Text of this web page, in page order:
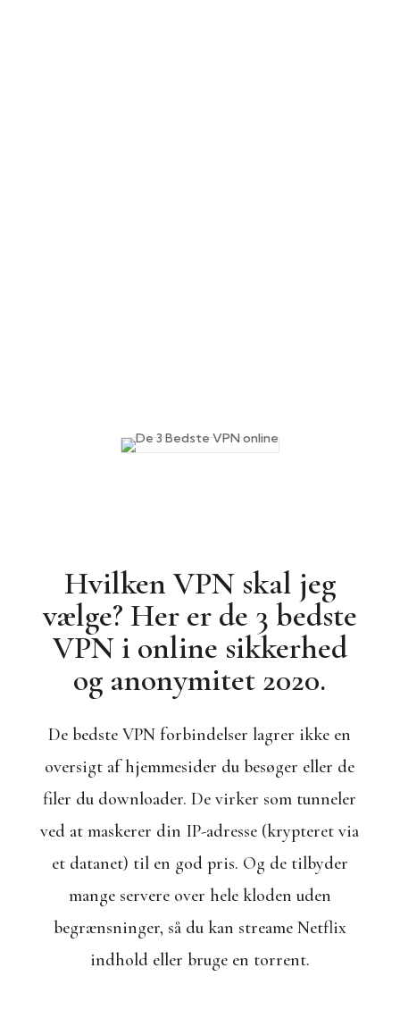
Hvilken VPN skal jeg
vælge? Her er de 3 bedste
VPN i online sikkerhed
og anonymitet 2020.
De bedste VPN forbindelser lagrer ikke en
oversigt af hjemmesider du besøger eller de
filer du downloader. De virker som tunneler
ved at maskerer din IP-adresse (krypteret via
et datanet) til en god pris. Og de tilbyder
mange servere over hele kloden uden
begrænsninger, så du kan streame Netflix
indhold eller bruge en torrent.